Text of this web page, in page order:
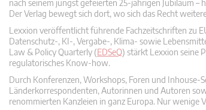
nach seinem jüngst gefeierten 25-jährigen Jubiläum –
Der Verlag bewegt sich dort, wo sich das Recht
Lexxion veröffentlicht führende Fachzeitschriften zu
Datenschutz-, KI-, Vergabe-, Klima- sowie
Law & Policy Quarterly (EDSeQ) stärkt Lexxion seine
regulatorisches Know-how.
Durch Konferenzen, Workshops, Foren und Inhouse-
Länderkorrespondenten, Autorinnen und Autoren
renommierten Kanzleien in ganz Europa. Nur wenige